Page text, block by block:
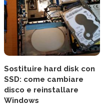
Sostituire hard disk con
SSD: come cambiare
disco e reinstallare
Windows